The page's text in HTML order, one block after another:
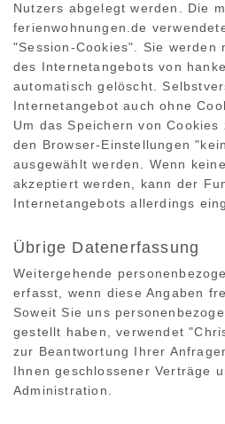
Nutzers abgelegt werden. Die
ferienwohnungen.de
"Session-Cookies". Sie werden
des Internetangebots von
automatisch gelöscht.
Internetangebot auch ohne
Um das Speichern von
den Browser-Einstellungen
ausgewählt werden. Wenn
akzeptiert werden, kann der
Internetangebots allerdings
Übrige Datenerfassung
Weitergehende
erfasst, wenn diese Angaben
Soweit Sie uns
gestellt haben, verwendet
zur Beantwortung Ihrer
Ihnen geschlossener Verträge
Administration.